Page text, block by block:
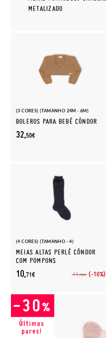
METALIZADO
(3 CORES) (TAMANHO 24M - 6M)
BOLEROS PARA BEBÉ CÓNDOR
32,50€
(4 CORES) (TAMANHO - 4)
MEIAS ALTAS PERLÉ CÓNDOR
COM POMPONS
11,90€ (-10%)
10,71€